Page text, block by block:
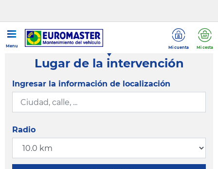
Menu Mi cuenta Mi cesta
Lugar de la intervención
Ingresar la información de localización
Radio